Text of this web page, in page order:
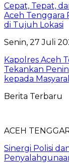
Cepat, Tepat,
Aceh Tenggara
di Tujuh Lokasi
Senin, 27 Juli
Kapolres Aceh
Tekankan
kepada
Berita Terbaru
ACEH
Sinergi Polisi